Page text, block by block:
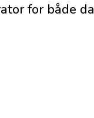
for både